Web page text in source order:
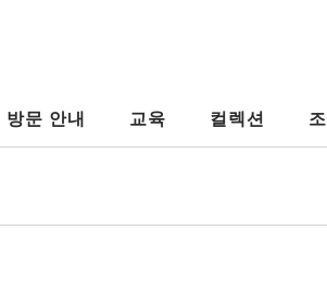
방문 안내 교육 컬렉션